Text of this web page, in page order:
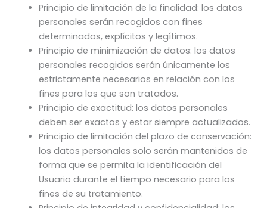
Principio de limitación de la finalidad: los datos
personales serán recogidos con fines
determinados, explícitos y legítimos.
Principio de minimización de datos: los datos
personales recogidos serán únicamente los
estrictamente necesarios en relación con los
fines para los que son tratados.
Principio de exactitud: los datos personales
deben ser exactos y estar siempre actualizados.
Principio de limitación del plazo de conservación:
los datos personales solo serán mantenidos de
forma que se permita la identificación del
Usuario durante el tiempo necesario para los
fines de su tratamiento.